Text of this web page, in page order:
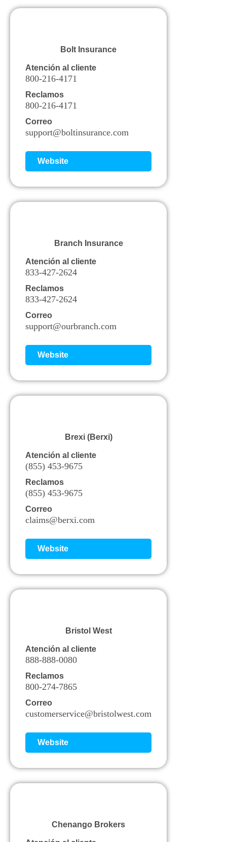
Bolt Insurance
Atención al cliente
800-216-4171
Reclamos
800-216-4171
Correo
support@boltinsurance.com
Website
Branch Insurance
Atención al cliente
833-427-2624
Reclamos
833-427-2624
Correo
support@ourbranch.com
Website
Brexi (Berxi)
Atención al cliente
(855) 453-9675
Reclamos
(855) 453-9675
Correo
claims@berxi.com
Website
Bristol West
Atención al cliente
888-888-0080
Reclamos
800-274-7865
Correo
customerservice@bristolwest.com
Website
Chenango Brokers